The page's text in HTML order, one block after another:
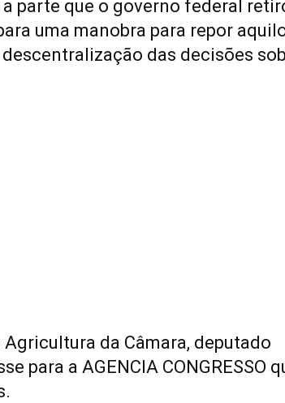
parte que o governo federal
uma manobra para repor
das decisões
da Câmara, deputado
para a AGENCIA CONGRESSO